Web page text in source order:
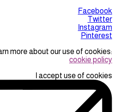
Facebook
Twitter
Instagram
Pinterest
more about our use of cookies:
cookie policy
I accept use of cookies